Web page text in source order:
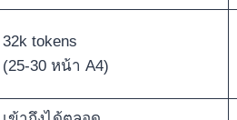
32k tokens
(25-30 หน้า A4)